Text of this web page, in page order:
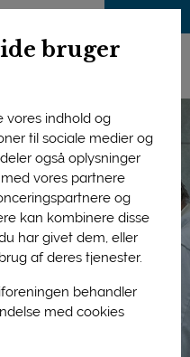
bruger
vores indhold og
til sociale medier og
også oplysninger
vores partnere
og
kan kombinere disse
har givet dem, eller
af deres tjenester.
behandler
med cookies